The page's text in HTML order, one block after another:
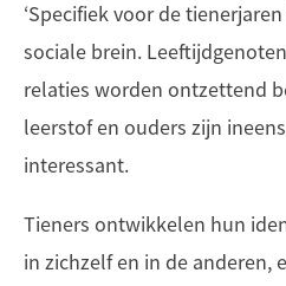
‘Specifiek voor de
sociale brein.
relaties worden ontzettend
leerstof en ouders zijn
interessant.
Tieners ontwikkelen hun
in zichzelf en in de anderen,